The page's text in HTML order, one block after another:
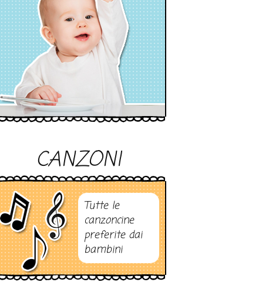
CANZONI
Tutte le
canzoncine
preferite dai
bambini